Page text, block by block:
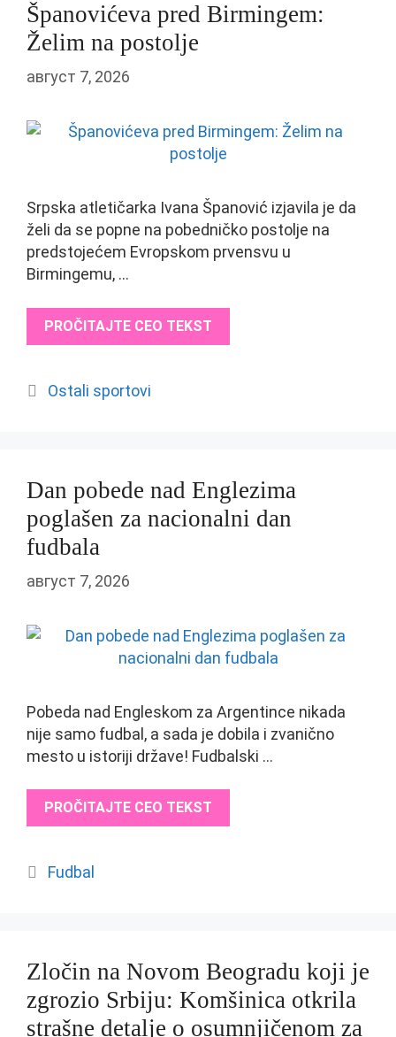
Španovićeva pred Birmingem:
Želim na postolje
август 7, 2026
Srpska atletičarka Ivana Španović izjavila je da
želi da se popne na pobedničko postolje na
predstojećem Evropskom prvensvu u
Birmingemu, …
PROČITAJTE CEO TEKST
Categories
Ostali sportovi
Dan pobede nad Englezima
poglašen za nacionalni dan
fudbala
август 7, 2026
Pobeda nad Engleskom za Argentince nikada
nije samo fudbal, a sada je dobila i zvanično
mesto u istoriji države! Fudbalski …
PROČITAJTE CEO TEKST
Categories
Fudbal
Zločin na Novom Beogradu koji je
zgrozio Srbiju: Komšinica otkrila
strašne detalje o osumnjičenom za